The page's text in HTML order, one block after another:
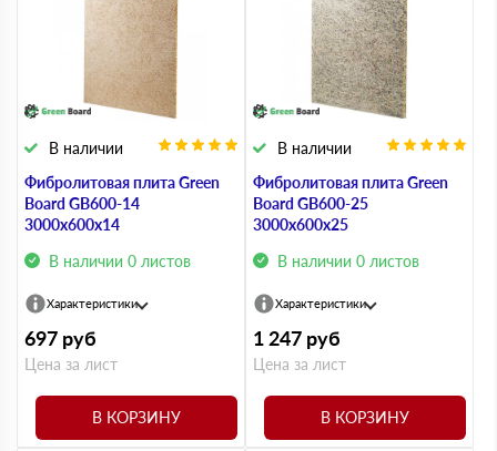
Фибролитовая плита Green
Board GB600-14
3000х600х14
В наличии 0 листов
В наличии
Характеристики
697 руб
Цена за лист
В КОРЗИНУ
Фибролитовая плита Green
Board GB600-25
3000х600х25
В наличии 0 листов
В наличии
Характеристики
1 247 руб
Цена за лист
В КОРЗИНУ